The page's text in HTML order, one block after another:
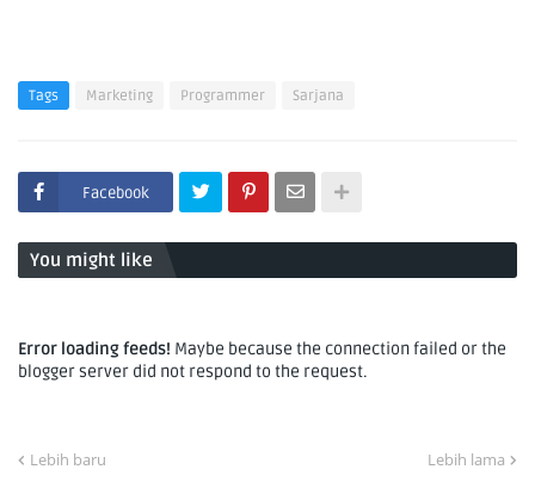
Tags Marketing Programmer Sarjana
Facebook
You might like
Error loading feeds! Maybe because the connection failed or the
blogger server did not respond to the request.
Lebih baru Lebih lama